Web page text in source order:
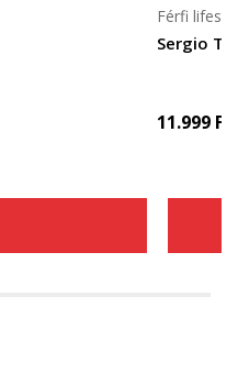
Sergio
Férfi
11.999 Ft